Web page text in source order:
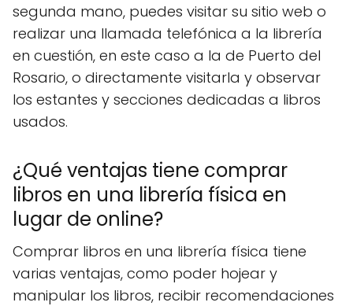
segunda mano, puedes visitar su sitio web o
realizar una llamada telefónica a la librería
en cuestión, en este caso a la de Puerto del
Rosario, o directamente visitarla y observar
los estantes y secciones dedicadas a libros
usados.
¿Qué ventajas tiene comprar
libros en una librería física en
lugar de online?
Comprar libros en una librería física tiene
varias ventajas, como poder hojear y
manipular los libros, recibir recomendaciones